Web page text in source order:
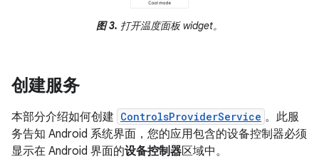
图 3. 打开温度面板 widget。
创建服务
本部分介绍如何创建 ControlsProviderService 。此服
务告知 Android 系统界面，您的应用包含的设备控制器必须
显示在 Android 界面的设备控制器区域中。